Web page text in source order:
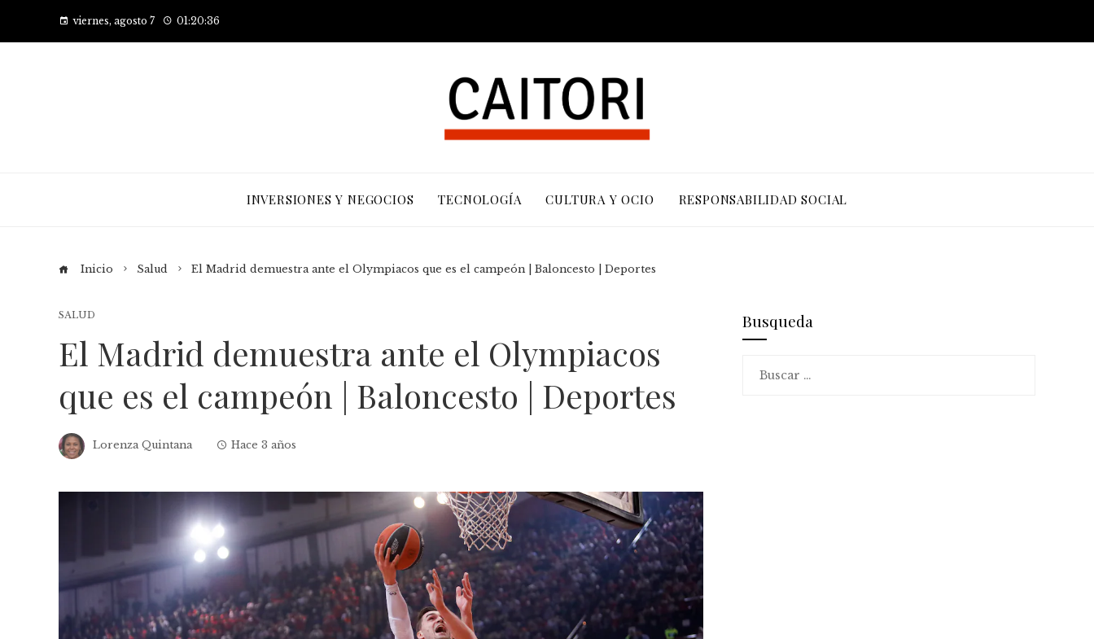
viernes, agosto 7 01:20:37
INVERSIONES Y NEGOCIOS TECNOLOGÍA CULTURA Y OCIO RESPONSABILIDAD SOCIAL
Inicio Salud El Madrid demuestra ante el Olympiacos que es el campeón | Baloncesto | Deportes
SALUD
El Madrid demuestra ante el Olympiacos
que es el campeón | Baloncesto | Deportes
Lorenza Quintana Hace 3 años
Busqueda